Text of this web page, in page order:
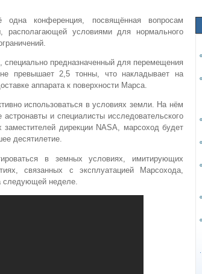
конференция, посвящённая вопросам
располагающей условиями для нормального
специально предназначенный для перемещения
превышает 2,5 тонны, что накладывает на
аппарата к поверхности Марса.
использоваться в условиях земли. На нём
и специалисты исследовательского
дирекции NASA, марсоход будет
десятилетие.
в земных условиях, имитирующих
связанных с эксплуатацией Марсохода,
следующей неделе.